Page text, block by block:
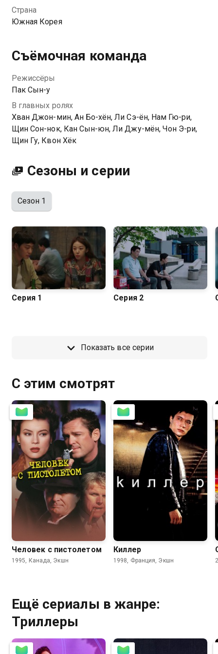
связывается герой из будущего.
Страна
Южная Корея
Съёмочная команда
Режиссёры
Пак Сын-у
В главных ролях
Хван Джон-мин, Ан Бо-хён, Ли Сэ-ён, Нам Гю-ри,
Щин Сон-нок, Кан Сын-юн, Ли Джу-мён, Чон Э-ри,
Щин Гу, Квон Хёк
Сезоны и серии
Сезон 1
Серия 1 Серия 2
Показать все серии
С этим смотрят
4.8
Человек с пистолетом
1995, Канада, Экшн
Киллер
1998, Франция, Экшн
Ещё сериалы в жанре:
Триллеры